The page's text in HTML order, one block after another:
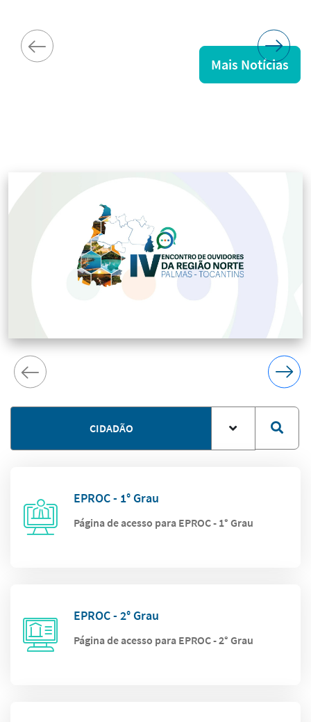
Mais Notícias
CIDADÃO
EPROC - 1° Grau
Página de acesso para EPROC - 1° Grau
EPROC - 2° Grau
Página de acesso para EPROC - 2° Grau